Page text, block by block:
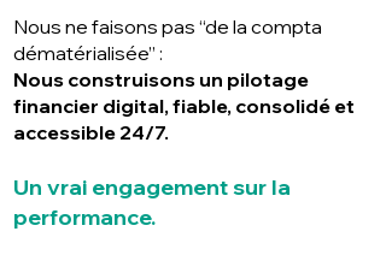
Nous ne faisons pas “de la compta
dématérialisée” :
Nous construisons un pilotage
financier digital, fiable, consolidé et
accessible 24/7.
Un vrai engagement sur la
performance.